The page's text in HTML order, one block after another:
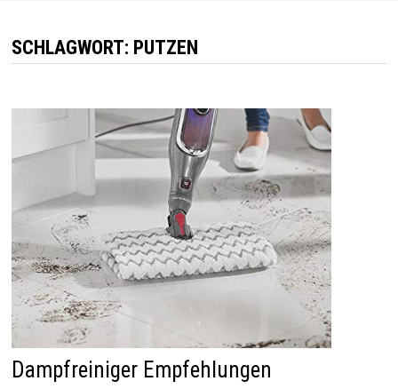
SCHLAGWORT: PUTZEN
Dampfreiniger Empfehlungen